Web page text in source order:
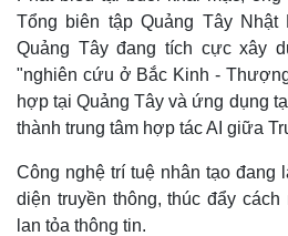
Tổng biên tập Quảng Tây Nhật
Quảng Tây đang tích cực xây
"nghiên cứu ở Bắc Kinh -
hợp tại Quảng Tây và ứng dụng
thành trung tâm hợp tác AI giữa
Công nghệ trí tuệ nhân tạo đang
diện truyền thông, thúc đẩy
lan tỏa thông tin.